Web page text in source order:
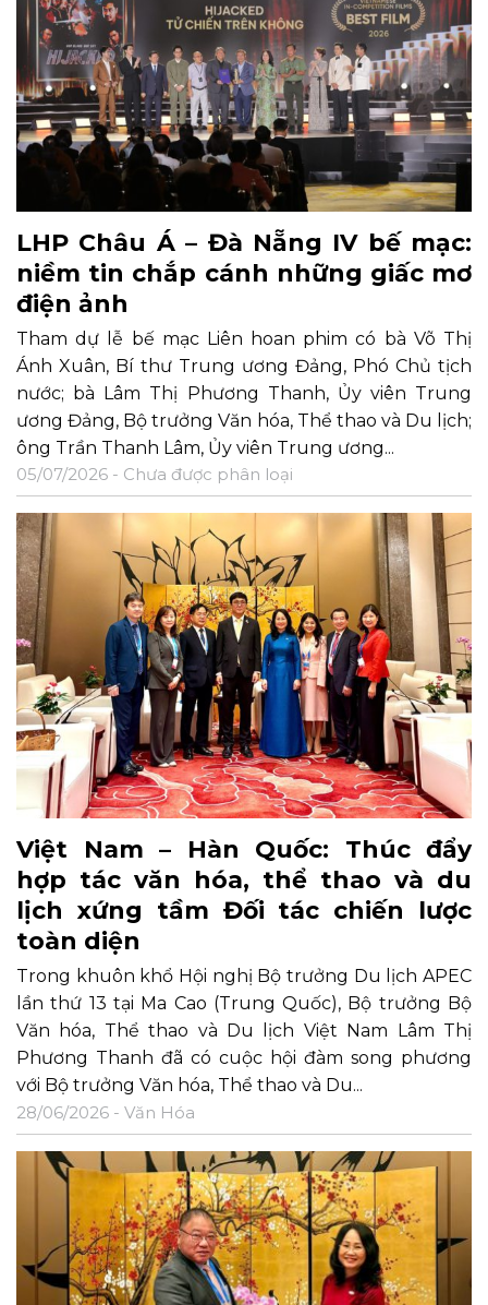
LHP Châu Á – Đà Nẵng IV bế mạc:
niềm tin chắp cánh những giấc mơ
điện ảnh
Tham dự lễ bế mạc Liên hoan phim có bà Võ Thị
Ánh Xuân, Bí thư Trung ương Đảng, Phó Chủ tịch
nước; bà Lâm Thị Phương Thanh, Ủy viên Trung
ương Đảng, Bộ trưởng Văn hóa, Thể thao và Du lịch;
ông Trần Thanh Lâm, Ủy viên Trung ương...
05/07/2026 - Chưa được phân loại
Việt Nam – Hàn Quốc: Thúc đẩy
hợp tác văn hóa, thể thao và du
lịch xứng tầm Đối tác chiến lược
toàn diện
Trong khuôn khổ Hội nghị Bộ trưởng Du lịch APEC
lần thứ 13 tại Ma Cao (Trung Quốc), Bộ trưởng Bộ
Văn hóa, Thể thao và Du lịch Việt Nam Lâm Thị
Phương Thanh đã có cuộc hội đàm song phương
với Bộ trưởng Văn hóa, Thể thao và Du...
28/06/2026 - Văn Hóa